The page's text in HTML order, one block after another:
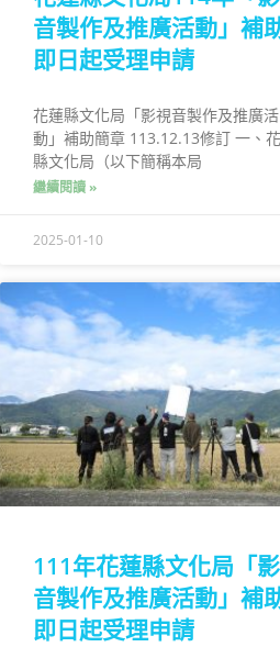
音製作及推廣活動」補
即日起受理申請
花蓮縣文化局「影視音製作及推廣活
動」補助簡章 113.12.13修訂 一、
縣文化局（以下簡稱本局
繼續閱讀 »
2025-01-10
111年花蓮縣文化局「
音製作及推廣活動」補
即日起受理申請